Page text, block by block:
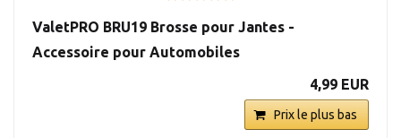
ValetPRO BRU19 Brosse pour Jantes -
Accessoire pour Automobiles
4,99 EUR
Prix le plus bas